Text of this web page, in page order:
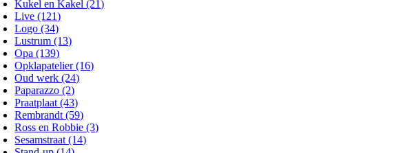
Kukel en Kakel (21)
Live (121)
Logo (34)
Lustrum (13)
Opa (139)
Opklapatelier (16)
Oud werk (24)
Paparazzo (2)
Praatplaat (43)
Rembrandt (59)
Ross en Robbie (3)
Sesamstraat (14)